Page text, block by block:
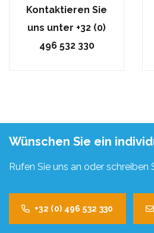
Kontaktieren Sie
uns unter +32 (0)
496 532 330
Wünschen Sie ein
Rufen Sie uns an oder schreiben
+32 (0) 496 532 330